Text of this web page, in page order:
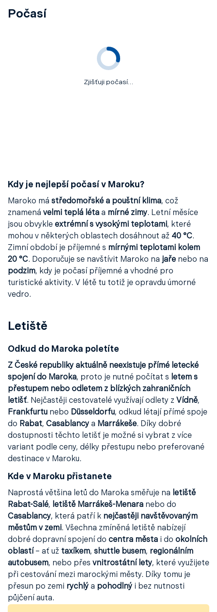
Počasí
Zjišťuji počasí…
Kdy je nejlepší počasí v Maroku?
Maroko má středomořské a pouštní klima, což
znamená velmi teplá léta a mírné zimy. Letní měsíce
jsou obvykle extrémní s vysokými teplotami, které
mohou v některých oblastech dosáhnout až 40 °C.
Zimní období je příjemné s mírnými teplotami kolem
20 °C. Doporučuje se navštívit Maroko na jaře nebo na
podzim, kdy je počasí příjemné a vhodné pro
turistické aktivity. V létě tu totiž je opravdu úmorné
vedro.
Letiště
Odkud do Maroka poletíte
Z České republiky aktuálně neexistuje přímé letecké
spojení do Maroka, proto je nutné počítat s letem s
přestupem nebo odletem z blízkých zahraničních
letišť. Nejčastěji cestovatelé využívají odlety z Vídně,
Frankfurtu nebo Düsseldorfu, odkud létají přímé spoje
do Rabat, Casablancy a Marrákeše. Díky dobré
dostupnosti těchto letišť je možné si vybrat z více
variant podle ceny, délky přestupu nebo preferované
destinace v Maroku.
Kde v Maroku přistanete
Naprostá většina letů do Maroka směřuje na letiště
Rabat-Salé, letiště Marrákeš-Menara nebo do
Casablancy, která patří k nejčastěji navštěvovaným
městům v zemi. Všechna zmíněná letiště nabízejí
dobré dopravní spojení do centra města i do okolních
oblastí – ať už taxíkem, shuttle busem, regionálním
autobusem, nebo přes vnitrostátní lety, které využijete
při cestování mezi marockými městy. Díky tomu je
přesun po zemi rychlý a pohodlný i bez nutnosti
půjčení auta.